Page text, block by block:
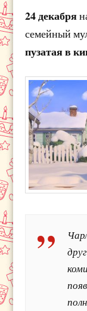
24 декабря
семейный
пузатая в